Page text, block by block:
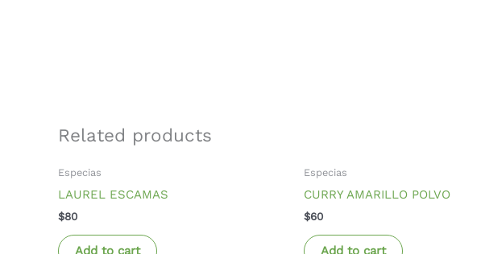
Related products
Especias
LAUREL ESCAMAS
$80
Especias
CURRY AMARILLO POLVO
$60